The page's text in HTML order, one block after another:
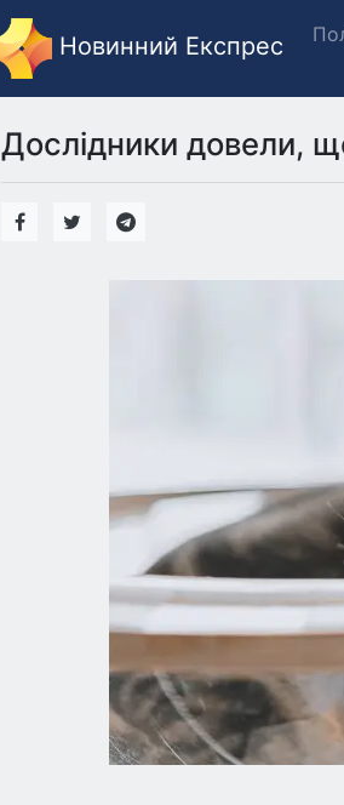
Новинний Експрес
Дослідники довели,